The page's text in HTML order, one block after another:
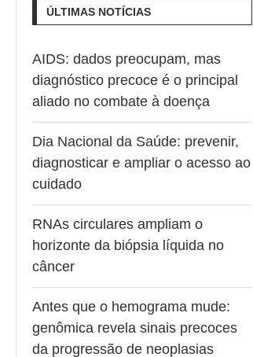
ÚLTIMAS NOTÍCIAS
AIDS: dados preocupam, mas
diagnóstico precoce é o principal
aliado no combate à doença
Dia Nacional da Saúde: prevenir,
diagnosticar e ampliar o acesso ao
cuidado
RNAs circulares ampliam o
horizonte da biópsia líquida no
câncer
Antes que o hemograma mude:
genômica revela sinais precoces
da progressão de neoplasias